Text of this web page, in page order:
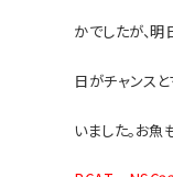
かでしたが、明
日がチャンスと
いました。お魚